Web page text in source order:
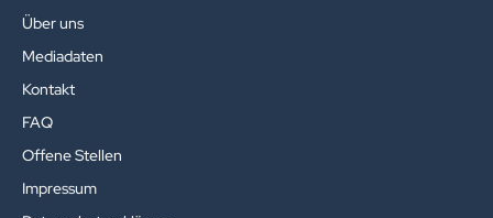
Über uns
Mediadaten
Kontakt
FAQ
Offene Stellen
Impressum